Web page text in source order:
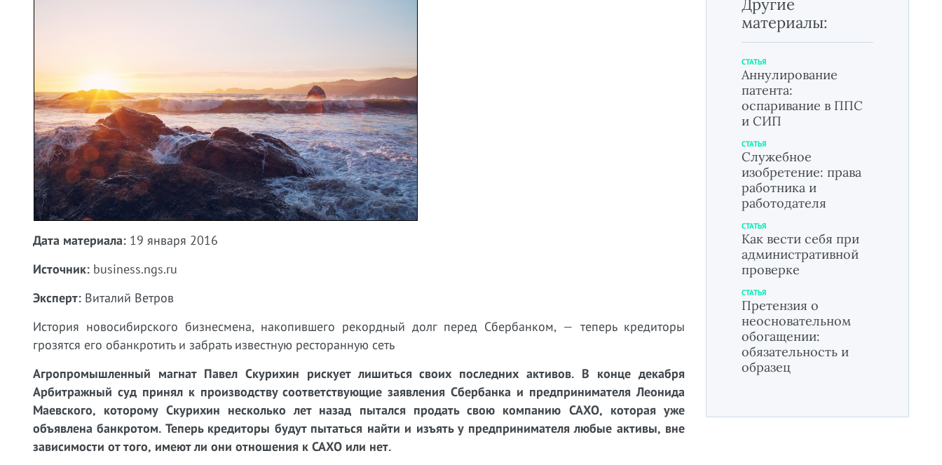
Дата материала: 19 января 2016
Источник: business.ngs.ru
Эксперт: Виталий Ветров
История новосибирского бизнесмена, накопившего рекордный долг перед Сбербанком, — теперь кредиторы
грозятся его обанкротить и забрать известную ресторанную сеть
Агропромышленный магнат Павел Скурихин рискует лишиться своих последних активов. В конце декабря
Арбитражный суд принял к производству соответствующие заявления Сбербанка и предпринимателя Леонида
Маевского, которому Скурихин несколько лет назад пытался продать свою компанию САХО, которая уже
объявлена банкротом. Теперь кредиторы будут пытаться найти и изъять у предпринимателя любые активы, вне
зависимости от того, имеют ли они отношения к САХО или нет.
Другие
материалы:
СТАТЬЯ
Аннулирование
патента:
оспаривание в ППС
и СИП
СТАТЬЯ
Служебное
изобретение: права
работника и
работодателя
СТАТЬЯ
Как вести себя при
административной
проверке
СТАТЬЯ
Претензия о
неосновательном
обогащении:
обязательность и
образец